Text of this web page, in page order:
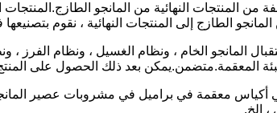
من المنتجات النهائية من المانجو
الطازج إلى المنتجات النهائية ، نقوم
المانجو الخام ، ونظام الغسيل ، ونظام الفرز ،
المعقمة.متضمن.يمكن بعد ذلك الحصول على
، إلخ.